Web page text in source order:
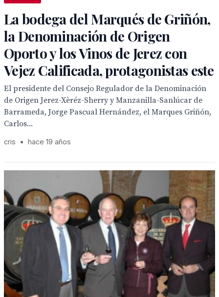
La bodega del Marqués de Griñón,
la Denominación de Origen
Oporto y los Vinos de Jerez con
Vejez Calificada, protagonistas este
El presidente del Consejo Regulador de la Denominación
de Origen Jerez-Xèréz-Sherry y Manzanilla-Sanlúcar de
Barrameda, Jorge Pascual Hernández, el Marques Griñón,
Carlos...
cris • hace 19 años